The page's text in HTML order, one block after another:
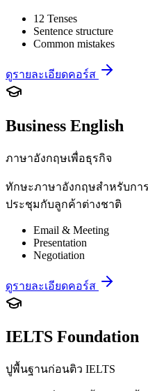
12 Tenses
Sentence structure
Common mistakes
ดูรายละเอียดคอร์ส
Business English
ภาษาอังกฤษเพื่อธุรกิจ
ทักษะภาษาอังกฤษสำหรับกา
ประชุมกับลูกค้าต่างชาติ
Email & Meeting
Presentation
Negotiation
ดูรายละเอียดคอร์ส
IELTS Foundation
ปูพื้นฐานก่อนติว IELTS